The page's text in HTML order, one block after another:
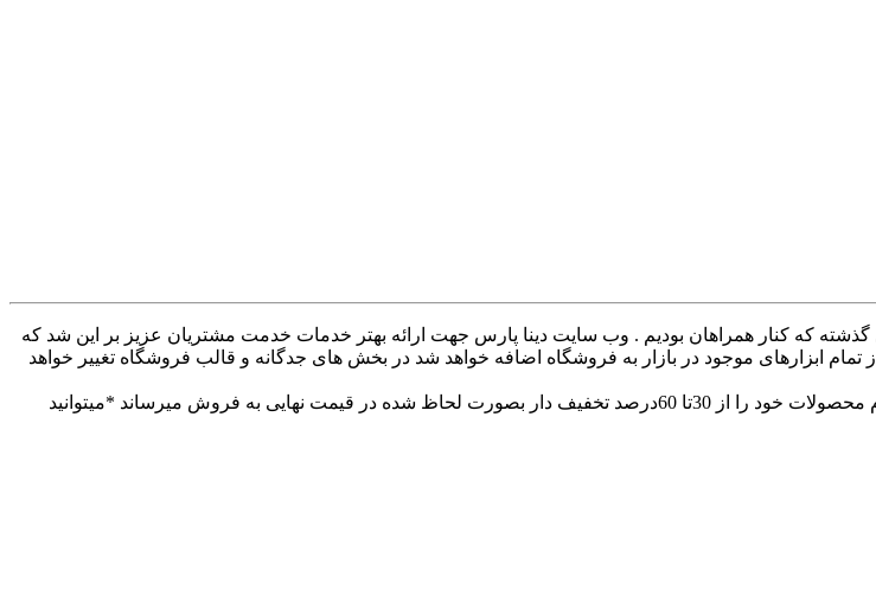
خدمت همراهان عزیز با درخواست های که داشتیم در طول 6 سال گذشته که کنار همراهان بودیم . وب سایت دینا پارس جهت ارائه بهتر خدمات خدمت مشتریان عزیز بر این شد که
ابزارهای موجود در بازار به فروشگاه اضافه خواهد شد در بخش های جدگانه و قالب فروشگاه تغییر خواهد
با سلام وب سایت دینا پارس جهت ارائه بهتر خدمات خدمت مشتریان عزیز. تمام محصولات خود را از 30تا 60درصد تخفیف دار بصورت لحاظ شده در قیمت نهایی به فروش میرساند *میتوانید